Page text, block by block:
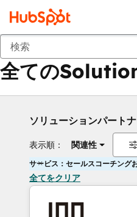
戻る
全ての
ソリューションパート
表示順： 関連性
サービス：セールスコーチング
全てをクリア